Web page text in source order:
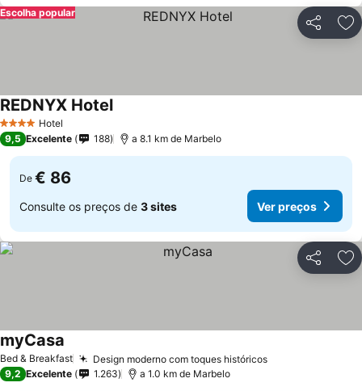
Partilhar
Escolha popular
4 EstrelasHotel
REDNYX Hotel
9,5 Excelente 188 a 8.1 km de Marbelo
De € 86
Consulte os preços de 3 sites Ver preços
Partilhar
Bed & Breakfast Design moderno com toques históricos
myCasa
9,2 Excelente 1.263 a 1.0 km de Marbelo